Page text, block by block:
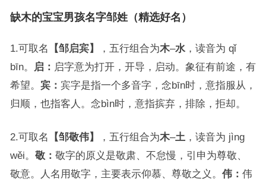
缺木的宝宝男孩名字邹姓（精选好名）
1.可取名 【邹启宾】 ，五行组合为木–水，读音为 qǐ
bīn。
启： 启字意为打开，开导，启动。象征有前途，有
希望。 宾： 宾字是指一个多音字，念bīn时，意指服从，
归顺，也指客人。念bìn时，意指摈弃，排除，拒却。
2.可取名 【邹敬伟】 ，五行组合为木–土 ，读音为 jìng
wěi。 敬： 敬字的原义是敬肃、不怠慢，引申为尊敬、
敬意。人名用敬字，主要表示仰慕、尊敬之义。 伟： 伟